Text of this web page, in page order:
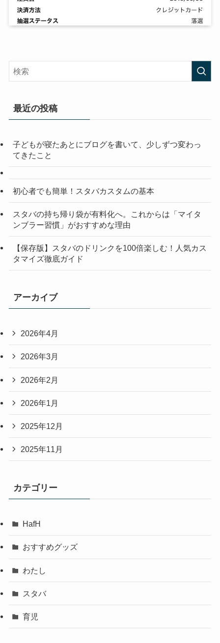
最近の投稿
子どもが寝たあとにブログを書いて、少しずつ変わっ
てきたこと
初心者でも簡単！スタバカスタムの基本
スタバの持ち帰り袋が有料化へ。これからは「マイタ
ンブラー習慣」がおすすめな理由
【保存版】スタバのドリンクを100倍楽しむ！人気カス
タマイズ徹底ガイド
アーカイブ
2026年4月
2026年3月
2026年2月
2026年1月
2025年12月
2025年11月
カテゴリー
HafH
おすすめグッズ
わたし
スタバ
育児